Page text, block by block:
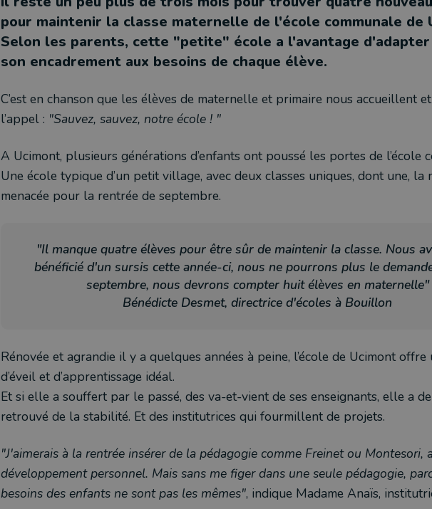
pour maintenir la classe maternelle de l'école communale de
Selon les parents, cette "petite" école a l'avantage d'adapter
son encadrement aux besoins de chaque élève.
C’est en chanson que les élèves de maternelle et primaire nous accueillent
l’appel : "Sauvez, sauvez, notre école ! "
A Ucimont, plusieurs générations d’enfants ont poussé les portes de l’école
Une école typique d’un petit village, avec deux classes uniques, dont une, la
menacée pour la rentrée de septembre.
"Il manque quatre élèves pour être sûr de maintenir la classe. Nous
bénéficié d'un sursis cette année-ci, nous ne pourrons plus le
septembre, nous devrons compter huit élèves en maternelle"
Bénédicte Desmet, directrice d'écoles à Bouillon
Rénovée et agrandie il y a quelques années à peine, l’école de Ucimont offre
d’éveil et d’apprentissage idéal.
Et si elle a souffert par le passé, des va-et-vient de ses enseignants, elle a
retrouvé de la stabilité. Et des institutrices qui fourmillent de projets.
"J'aimerais à la rentrée insérer de la pédagogie comme Freinet ou Montesori,
développement personnel. Mais sans me figer dans une seule pédagogie,
besoins des enfants ne sont pas les mêmes", indique Madame Anaïs,